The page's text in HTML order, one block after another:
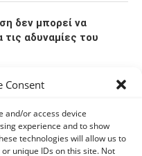
Consent
and/or access device
experience and to show
technologies will allow us to
unique IDs on this site. Not
δεν μπορεί να
τις αδυναμίες του
η Κατερίνα